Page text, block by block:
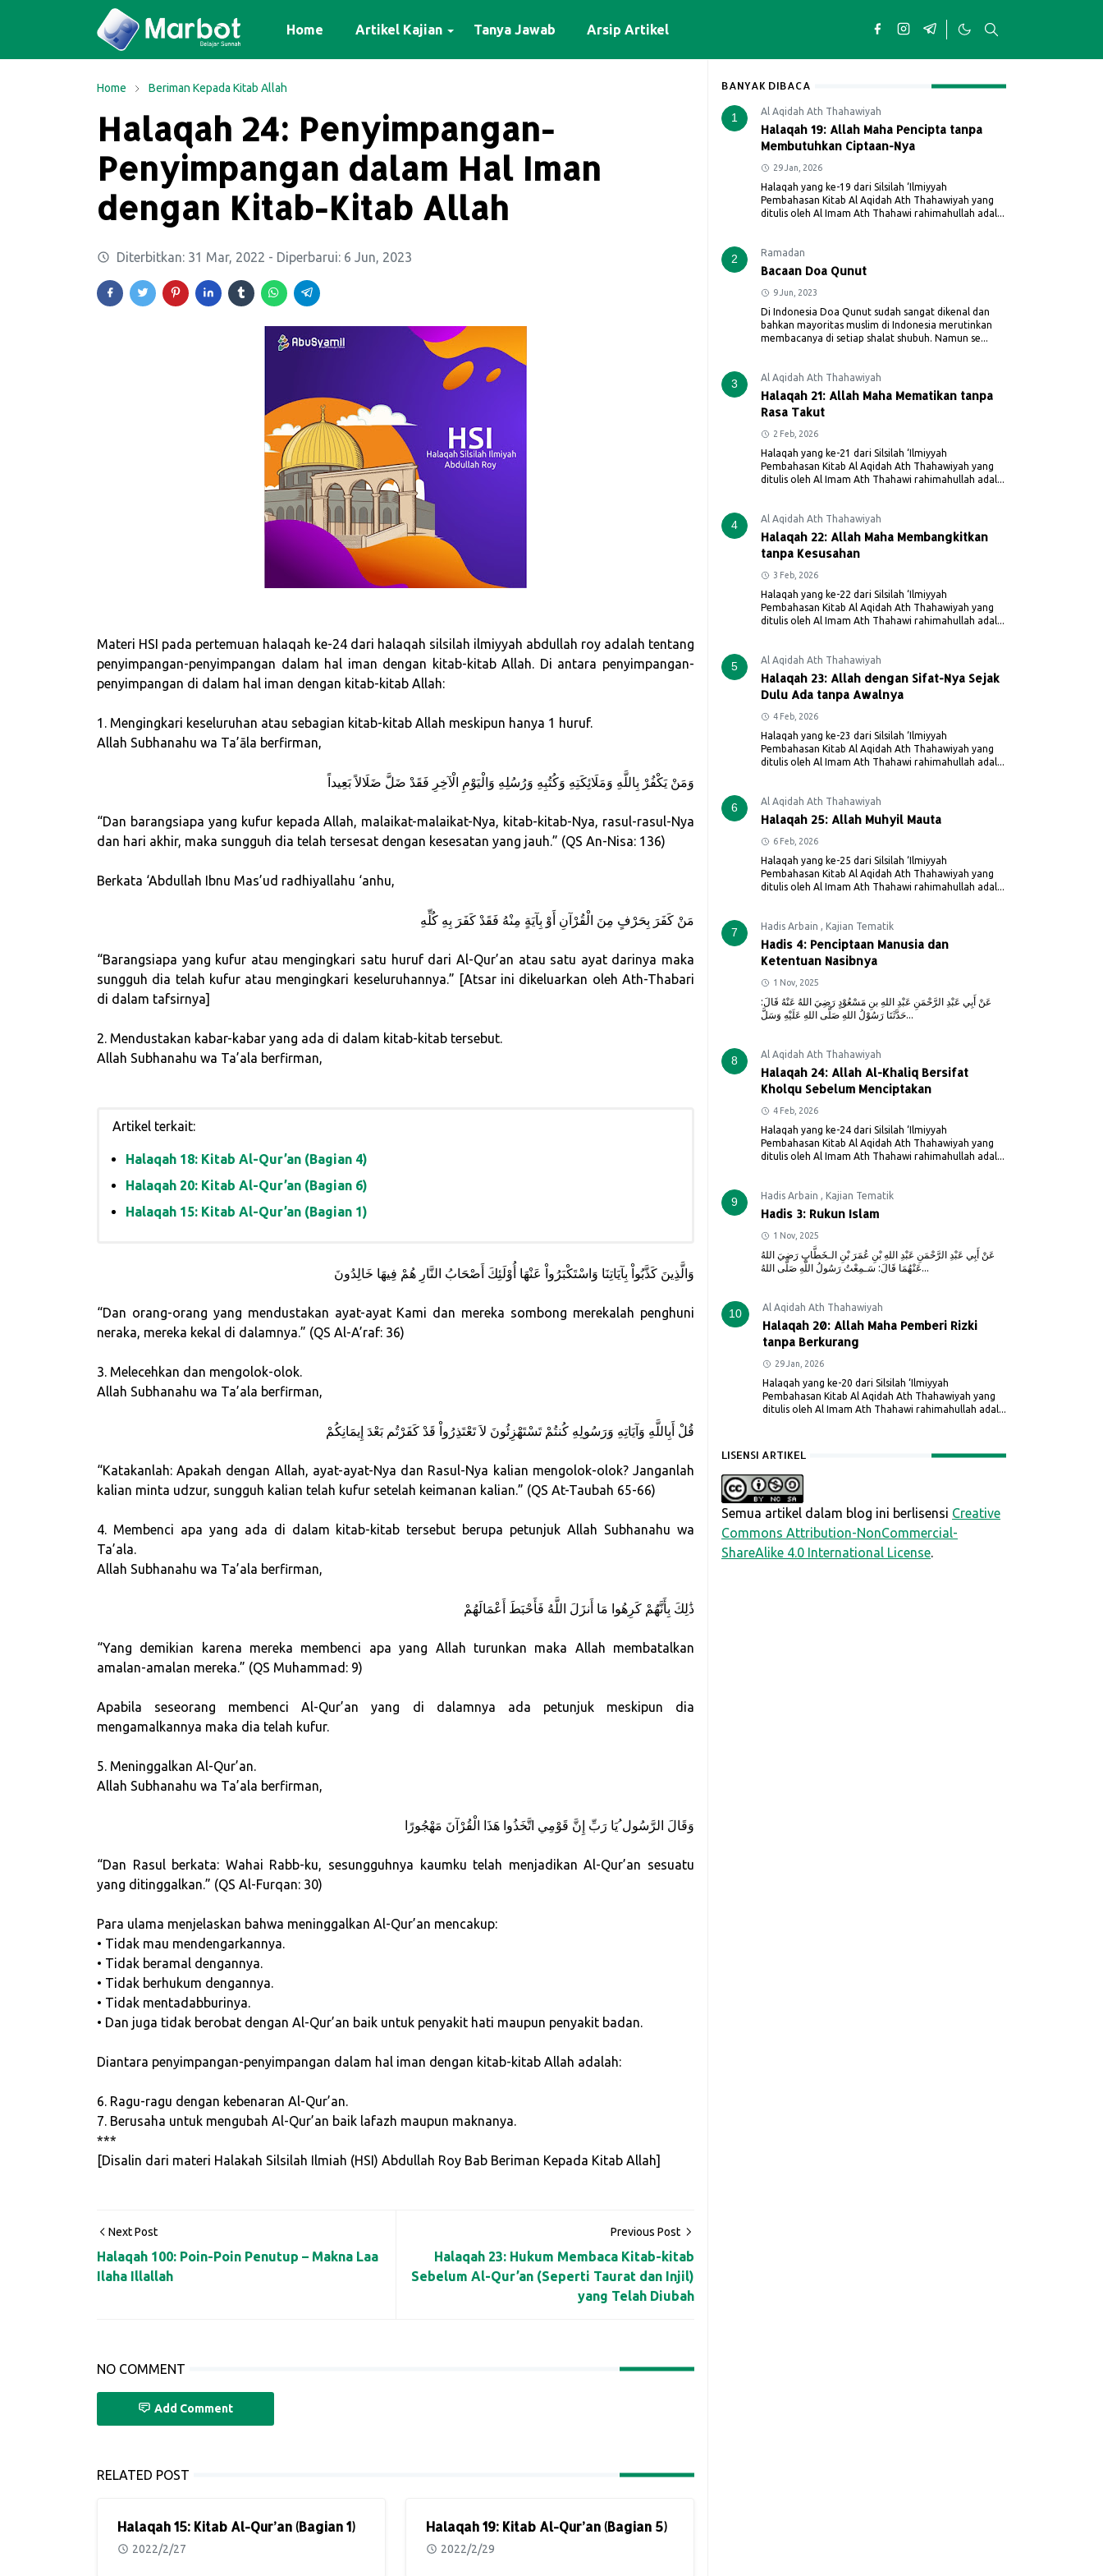
Home Artikel Kajian Tanya Jawab Arsip Artikel
Home Beriman Kepada Kitab Allah
Halaqah 24: Penyimpangan-
Penyimpangan dalam Hal Iman
dengan Kitab-Kitab Allah
Diterbitkan: 31 Mar, 2022 - Diperbarui: 6 Jun, 2023
Materi HSI pada pertemuan halaqah ke-24 dari halaqah silsilah ilmiyyah abdullah roy adalah tentang
penyimpangan-penyimpangan dalam hal iman dengan kitab-kitab Allah. Di antara penyimpangan-
penyimpangan di dalam hal iman dengan kitab-kitab Allah:
1. Mengingkari keseluruhan atau sebagian kitab-kitab Allah meskipun hanya 1 huruf.
Allah Subhanahu wa Ta’āla berfirman,
وَمَنْ يَكْفُرْ بِاللَّهِ وَمَلَائِكَتِهِ وَكُتُبِهِ وَرُسُلِهِ وَالْيَوْمِ الْآخِرِ فَقَدْ ضَلَّ ضَلَالاً بَعِيداً
“Dan barangsiapa yang kufur kepada Allah, malaikat-malaikat-Nya, kitab-kitab-Nya, rasul-rasul-Nya
dan hari akhir, maka sungguh dia telah tersesat dengan kesesatan yang jauh.” (QS An-Nisa: 136)
Berkata ‘Abdullah Ibnu Mas’ud radhiyallahu ‘anhu,
مَنْ كَفَرَ بِحَرْفٍ مِنَ الْقُرْآنِ أَوْ بِآيَةٍ مِنْهُ فَقَدْ كَفَرَ بِهِ كُلِّهِ
“Barangsiapa yang kufur atau mengingkari satu huruf dari Al-Qur’an atau satu ayat darinya maka
sungguh dia telah kufur atau mengingkari keseluruhannya.” [Atsar ini dikeluarkan oleh Ath-Thabari
di dalam tafsirnya]
2. Mendustakan kabar-kabar yang ada di dalam kitab-kitab tersebut.
Allah Subhanahu wa Ta’ala berfirman,
Artikel terkait:
Halaqah 18: Kitab Al-Qur’an (Bagian 4)
Halaqah 20: Kitab Al-Qur’an (Bagian 6)
Halaqah 15: Kitab Al-Qur’an (Bagian 1)
وَالَّذِينَ كَذَّبُواْ بِآيَاتِنَا وَاسْتَكْبَرُواْ عَنْهَا أُوْلَئِكَ أَصْحَابُ النَّارِ هُمْ فِيهَا خَالِدُونَ
“Dan orang-orang yang mendustakan ayat-ayat Kami dan mereka sombong merekalah penghuni
neraka, mereka kekal di dalamnya.” (QS Al-A’raf: 36)
3. Melecehkan dan mengolok-olok.
Allah Subhanahu wa Ta’ala berfirman,
قُلْ أَبِاللَّهِ وَآيَاتِهِ وَرَسُولِهِ كُنتُمْ تَسْتَهْزِئُونَ لاَ تَعْتَذِرُواْ قَدْ كَفَرْتُم بَعْدَ إِيمَانِكُمْ
“Katakanlah: Apakah dengan Allah, ayat-ayat-Nya dan Rasul-Nya kalian mengolok-olok? Janganlah
kalian minta udzur, sungguh kalian telah kufur setelah keimanan kalian.” (QS At-Taubah 65-66)
4. Membenci apa yang ada di dalam kitab-kitab tersebut berupa petunjuk Allah Subhanahu wa
Ta’ala.
Allah Subhanahu wa Ta’ala berfirman,
ذَٰلِكَ بِأَنَّهُمْ كَرِهُوا مَا أَنزَلَ اللَّهُ فَأَحْبَطَ أَعْمَالَهُمْ
“Yang demikian karena mereka membenci apa yang Allah turunkan maka Allah membatalkan
amalan-amalan mereka.” (QS Muhammad: 9)
Apabila seseorang membenci Al-Qur’an yang di dalamnya ada petunjuk meskipun dia
mengamalkannya maka dia telah kufur.
5. Meninggalkan Al-Qur’an.
Allah Subhanahu wa Ta’ala berfirman,
وَقَالَ الرَّسُول ُيَا رَبِّ إِنَّ قَوْمِي اتَّخَذُوا هَذَا الْقُرْآنَ مَهْجُورًا
“Dan Rasul berkata: Wahai Rabb-ku, sesungguhnya kaumku telah menjadikan Al-Qur’an sesuatu
yang ditinggalkan.” (QS Al-Furqan: 30)
Para ulama menjelaskan bahwa meninggalkan Al-Qur’an mencakup:
• Tidak mau mendengarkannya.
• Tidak beramal dengannya.
• Tidak berhukum dengannya.
• Tidak mentadabburinya.
• Dan juga tidak berobat dengan Al-Qur’an baik untuk penyakit hati maupun penyakit badan.
Diantara penyimpangan-penyimpangan dalam hal iman dengan kitab-kitab Allah adalah:
6. Ragu-ragu dengan kebenaran Al-Qur’an.
7. Berusaha untuk mengubah Al-Qur’an baik lafazh maupun maknanya.
***
[Disalin dari materi Halakah Silsilah Ilmiah (HSI) Abdullah Roy Bab Beriman Kepada Kitab Allah]
Next Post
Halaqah 100: Poin-Poin Penutup – Makna Laa
Ilaha Illallah
Previous Post
Halaqah 23: Hukum Membaca Kitab-kitab
Sebelum Al-Qur’an (Seperti Taurat dan Injil)
yang Telah Diubah
NO COMMENT
Add Comment
RELATED POST
Halaqah 15: Kitab Al-Qur’an (Bagian 1)
2022/2/27
Halaqah 19: Kitab Al-Qur’an (Bagian 5)
2022/2/29
BANYAK DIBACA
1 Al Aqidah Ath Thahawiyah
Halaqah 19: Allah Maha Pencipta tanpa
Membutuhkan Ciptaan-Nya
29 Jan, 2026
Halaqah yang ke-19 dari Silsilah ‘Ilmiyyah
Pembahasan Kitab Al Aqidah Ath Thahawiyah yang
ditulis oleh Al Imam Ath Thahawi rahimahullah adal...
2 Ramadan
Bacaan Doa Qunut
9 Jun, 2023
Di Indonesia Doa Qunut sudah sangat dikenal dan
bahkan mayoritas muslim di Indonesia merutinkan
membacanya di setiap shalat shubuh. Namun se...
3 Al Aqidah Ath Thahawiyah
Halaqah 21: Allah Maha Mematikan tanpa
Rasa Takut
2 Feb, 2026
Halaqah yang ke-21 dari Silsilah ‘Ilmiyyah
Pembahasan Kitab Al Aqidah Ath Thahawiyah yang
ditulis oleh Al Imam Ath Thahawi rahimahullah adal...
4 Al Aqidah Ath Thahawiyah
Halaqah 22: Allah Maha Membangkitkan
tanpa Kesusahan
3 Feb, 2026
Halaqah yang ke-22 dari Silsilah ‘Ilmiyyah
Pembahasan Kitab Al Aqidah Ath Thahawiyah yang
ditulis oleh Al Imam Ath Thahawi rahimahullah adal...
5 Al Aqidah Ath Thahawiyah
Halaqah 23: Allah dengan Sifat-Nya Sejak
Dulu Ada tanpa Awalnya
4 Feb, 2026
Halaqah yang ke-23 dari Silsilah ‘Ilmiyyah
Pembahasan Kitab Al Aqidah Ath Thahawiyah yang
ditulis oleh Al Imam Ath Thahawi rahimahullah adal...
6 Al Aqidah Ath Thahawiyah
Halaqah 25: Allah Muhyil Mauta
6 Feb, 2026
Halaqah yang ke-25 dari Silsilah ‘Ilmiyyah
Pembahasan Kitab Al Aqidah Ath Thahawiyah yang
ditulis oleh Al Imam Ath Thahawi rahimahullah adal...
7 Hadis Arbain , Kajian Tematik
Hadis 4: Penciptaan Manusia dan
Ketentuan Nasibnya
1 Nov, 2025
عَنْ أَبِي عَبْدِ الرَّحْمَنِ عَبْدِ اللهِ بنِ مَسْعُوْدٍ رَضِيَ اللهُ عَنْهُ قَالَ:
حَدَّثَنَا رَسُوْلُ اللهِ صَلَّى اللهِ عَلَيْهِ وَسَلَّ...
8 Al Aqidah Ath Thahawiyah
Halaqah 24: Allah Al-Khaliq Bersifat
Kholqu Sebelum Menciptakan
4 Feb, 2026
Halaqah yang ke-24 dari Silsilah ‘Ilmiyyah
Pembahasan Kitab Al Aqidah Ath Thahawiyah yang
ditulis oleh Al Imam Ath Thahawi rahimahullah adal...
9 Hadis Arbain , Kajian Tematik
Hadis 3: Rukun Islam
1 Nov, 2025
عَنْ أَبِي عَبْدِ الرَّحْمَنِ عَبْدِ اللهِ بْنِ عُمَرَ بْنِ الـخَطَّابِ رَضِيَ اللهُ
عَنْهُمَا قَالَ: سَـمِعْتُ رَسُولُ اللَّهِ صَلَّى اللهُ...
10 Al Aqidah Ath Thahawiyah
Halaqah 20: Allah Maha Pemberi Rizki
tanpa Berkurang
29 Jan, 2026
Halaqah yang ke-20 dari Silsilah ‘Ilmiyyah
Pembahasan Kitab Al Aqidah Ath Thahawiyah yang
ditulis oleh Al Imam Ath Thahawi rahimahullah adal...
LISENSI ARTIKEL
Semua artikel dalam blog ini berlisensi Creative
Commons Attribution-NonCommercial-
ShareAlike 4.0 International License.